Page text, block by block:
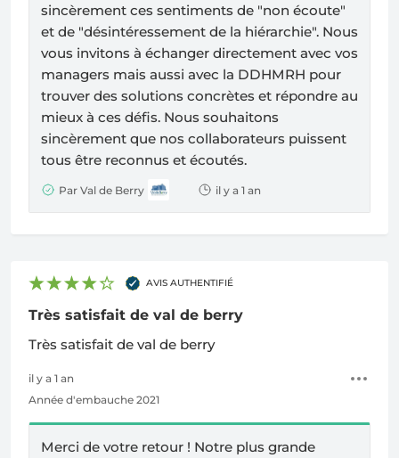
sincèrement ces sentiments de "non écoute"
et de "désintéressement de la hiérarchie". Nous
vous invitons à échanger directement avec vos
managers mais aussi avec la DDHMRH pour
trouver des solutions concrètes et répondre au
mieux à ces défis. Nous souhaitons
sincèrement que nos collaborateurs puissent
tous être reconnus et écoutés.
Par Val de Berry il y a 1 an
AVIS AUTHENTIFIÉ
Très satisfait de val de berry
Très satisfait de val de berry
il y a 1 an
Année d'embauche 2021
Merci de votre retour ! Notre plus grande